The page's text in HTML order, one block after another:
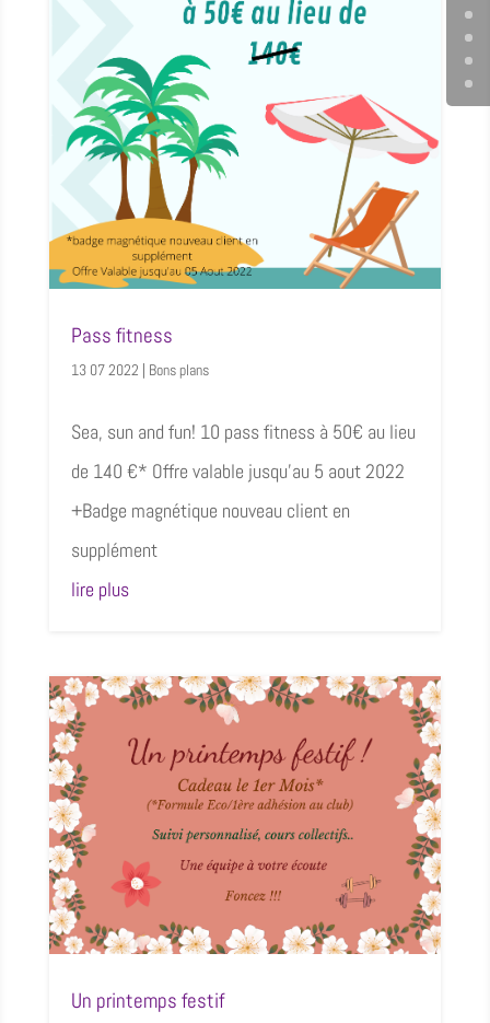
Pass fitness
13 07 2022 | Bons plans
Sea, sun and fun! 10 pass fitness à 50€ au lieu
de 140 €* Offre valable jusqu'au 5 aout 2022
+Badge magnétique nouveau client en
supplément
lire plus
Un printemps festif